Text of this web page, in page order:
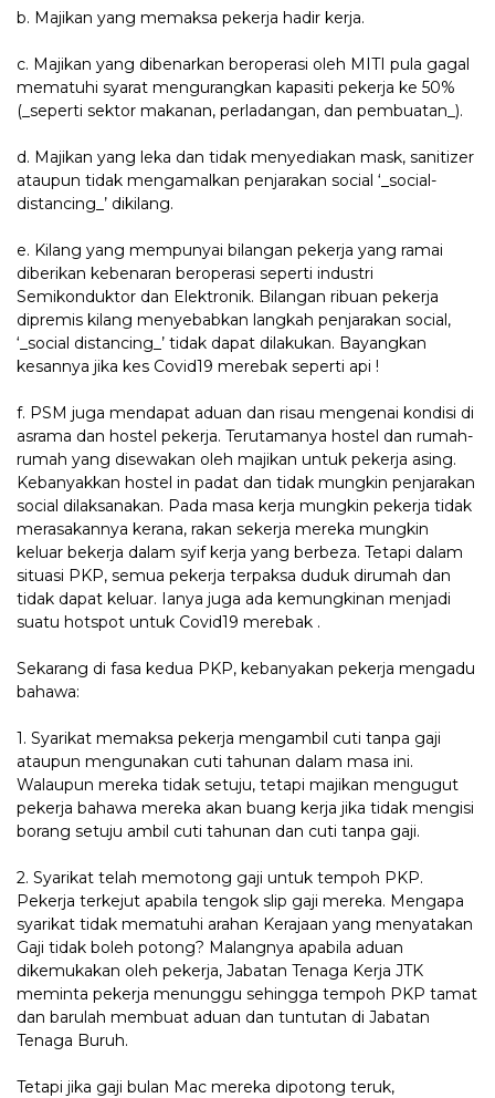
b. Majikan yang memaksa pekerja hadir kerja.
c. Majikan yang dibenarkan beroperasi oleh MITI pula gagal
mematuhi syarat mengurangkan kapasiti pekerja ke 50%
(_seperti sektor makanan, perladangan, dan pembuatan_).
d. Majikan yang leka dan tidak menyediakan mask, sanitizer
ataupun tidak mengamalkan penjarakan social ‘_social-
distancing_’ dikilang.
e. Kilang yang mempunyai bilangan pekerja yang ramai
diberikan kebenaran beroperasi seperti industri
Semikonduktor dan Elektronik. Bilangan ribuan pekerja
dipremis kilang menyebabkan langkah penjarakan social,
‘_social distancing_’ tidak dapat dilakukan. Bayangkan
kesannya jika kes Covid19 merebak seperti api !
f. PSM juga mendapat aduan dan risau mengenai kondisi di
asrama dan hostel pekerja. Terutamanya hostel dan rumah-
rumah yang disewakan oleh majikan untuk pekerja asing.
Kebanyakkan hostel in padat dan tidak mungkin penjarakan
social dilaksanakan. Pada masa kerja mungkin pekerja tidak
merasakannya kerana, rakan sekerja mereka mungkin
keluar bekerja dalam syif kerja yang berbeza. Tetapi dalam
situasi PKP, semua pekerja terpaksa duduk dirumah dan
tidak dapat keluar. Ianya juga ada kemungkinan menjadi
suatu hotspot untuk Covid19 merebak .
Sekarang di fasa kedua PKP, kebanyakan pekerja mengadu
bahawa:
1. Syarikat memaksa pekerja mengambil cuti tanpa gaji
ataupun mengunakan cuti tahunan dalam masa ini.
Walaupun mereka tidak setuju, tetapi majikan mengugut
pekerja bahawa mereka akan buang kerja jika tidak mengisi
borang setuju ambil cuti tahunan dan cuti tanpa gaji.
2. Syarikat telah memotong gaji untuk tempoh PKP.
Pekerja terkejut apabila tengok slip gaji mereka. Mengapa
syarikat tidak mematuhi arahan Kerajaan yang menyatakan
Gaji tidak boleh potong? Malangnya apabila aduan
dikemukakan oleh pekerja, Jabatan Tenaga Kerja JTK
meminta pekerja menunggu sehingga tempoh PKP tamat
dan barulah membuat aduan dan tuntutan di Jabatan
Tenaga Buruh.
Tetapi jika gaji bulan Mac mereka dipotong teruk,